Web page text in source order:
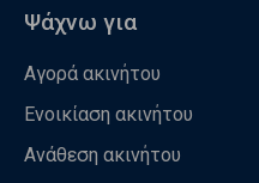
Ψάχνω για
Αγορά ακινήτου
Ενοικίαση ακινήτου
Ανάθεση ακινήτου